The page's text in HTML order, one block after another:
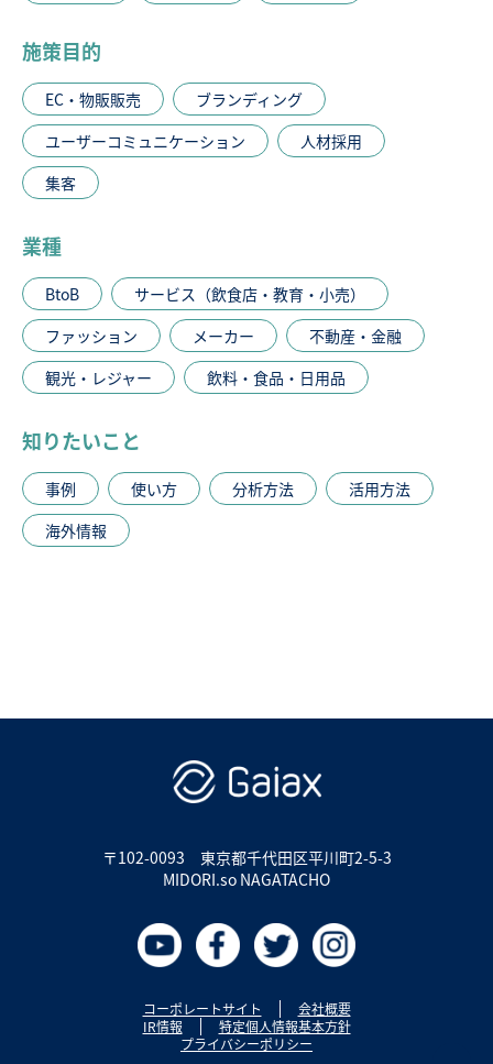
施策目的
EC・物販販売
ブランディング
ユーザーコミュニケーション
人材採用
集客
業種
BtoB
サービス（飲食店・教育・小売）
ファッション
メーカー
不動産・金融
観光・レジャー
飲料・食品・日用品
知りたいこと
事例 使い方 分析方法
活用方法
海外情報
〒102-0093 東京都千代田区平川町2-5-3
MIDORI.so NAGATACHO
コーポレートサイト
会社概要
IR情報
特定個人情報基本方針
プライバシーポリシー